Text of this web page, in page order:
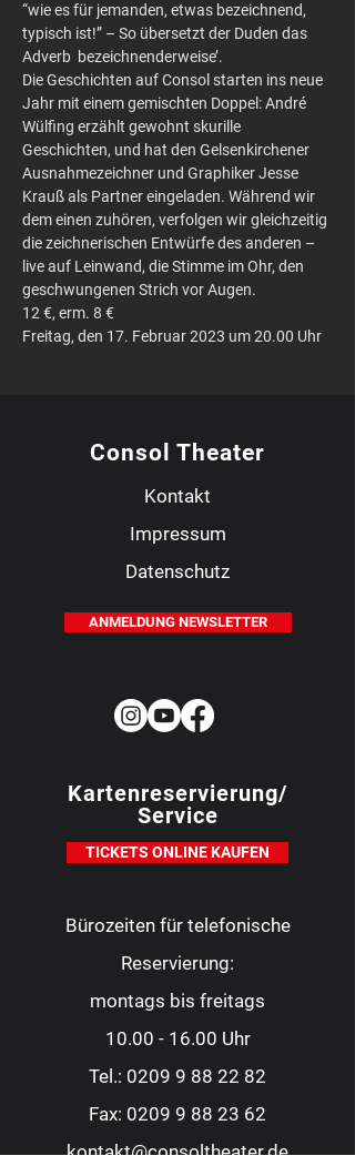
“wie es für jemanden, etwas bezeichnend,
typisch ist!” – So übersetzt der Duden das
Adverb  bezeichnenderweise’.
Die Geschichten auf Consol starten ins neue
Jahr mit einem gemischten Doppel: André
Wülfing erzählt gewohnt skurille
Geschichten, und hat den Gelsenkirchener
Ausnahmezeichner und Graphiker Jesse
Krauß als Partner eingeladen. Während wir
dem einen zuhören, verfolgen wir gleichzeitig
die zeichnerischen Entwürfe des anderen –
live auf Leinwand, die Stimme im Ohr, den
geschwungenen Strich vor Augen.
12 €, erm. 8 €
Freitag, den 17. Februar 2023 um 20.00 Uhr
Consol Theater
Kontakt
Impressum
Datenschutz
ANMELDUNG NEWSLETTER
Kartenreservierung/
Service
TICKETS ONLINE KAUFEN
Bürozeiten für telefonische
Reservierung:
montags bis freitags
10.00 - 16.00 Uhr
Tel.: 0209 9 88 22 82
Fax: 0209 9 88 23 62
kontakt@consoltheater.de